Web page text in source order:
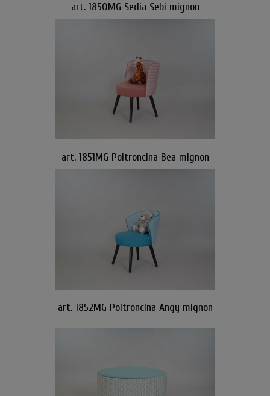
art. 1850MG Sedia Sebi mignon
art. 1851MG Poltroncina Bea mignon
art. 1852MG Poltroncina Angy mignon